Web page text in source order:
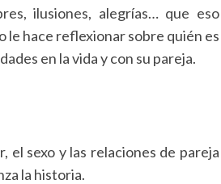
ilusiones, alegrías… que eso
le hace reflexionar sobre quién es
en la vida y con su pareja.
el sexo y las relaciones de pareja
la historia.